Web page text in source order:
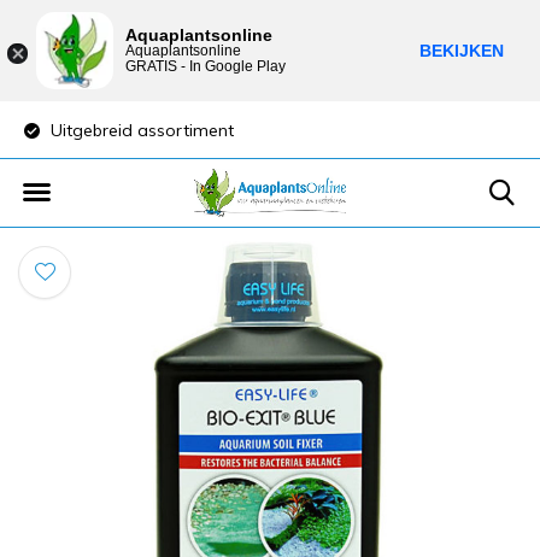
Uitgebreid assortiment
Aquaplantsonline
Aquaplantsonline
GRATIS - In Google Play
BEKIJKEN